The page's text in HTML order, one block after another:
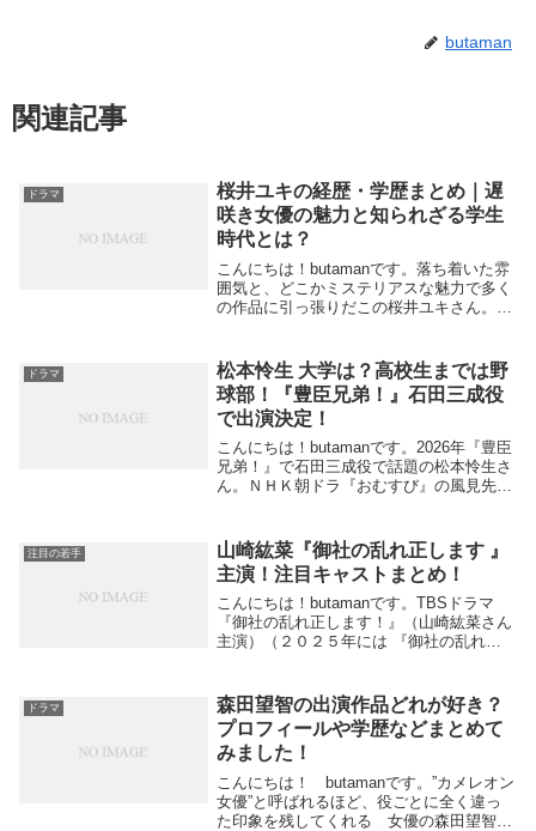
butaman
関連記事
ドラマ
桜井ユキの経歴・学歴まとめ｜遅
咲き女優の魅力と知られざる学生
時代とは？
こんにちは！butamanです。落ち着いた雰
囲気と、どこかミステリアスな魅力で多く
の作品に引っ張りだこの桜井ユキさん。ド
女ですが、実は華やかなキャリアの裏に
は、一度...
ドラマ
松本怜生 大学は？高校生までは野
球部！『豊臣兄弟！』石田三成役
で出演決定！
こんにちは！butamanです。2026年『豊臣
兄弟！』で石田三成役で話題の松本怜生さ
ん。ＮＨＫ朝ドラ『おむすび』の風見先輩
若手俳優として注目度も上がってきていま
す...
注目の若手
山崎紘菜『御社の乱れ正します 』
主演！注目キャストまとめ！
こんにちは！butamanです。TBSドラマ
『御社の乱れ正します！』（山崎紘菜さん
主演）（２０２５年には 『御社の乱れ正
なか指摘できない”社内不倫” をなくして
会社...
ドラマ
森田望智の出演作品どれが好き？
プロフィールや学歴などまとめて
みました！
こんにちは！ butamanです。”カメレオン
女優”と呼ばれるほど、役ごとに全く違っ
た印象を残してくれる 女優の森田望智さ